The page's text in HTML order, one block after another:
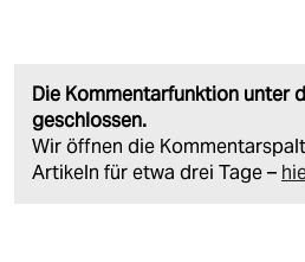
Die Kommentarfunktion unter
geschlossen.
Wir öffnen die
Artikeln für etwa drei Tage –